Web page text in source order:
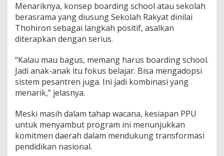
Menariknya, konsep boarding school atau sekolah
berasrama yang diusung Sekolah Rakyat dinilai
Thohiron sebagai langkah positif, asalkan
diterapkan dengan serius.
“Kalau mau bagus, memang harus boarding school.
Jadi anak-anak itu fokus belajar. Bisa mengadopsi
sistem pesantren juga. Ini jadi kombinasi yang
menarik,” jelasnya.
Meski masih dalam tahap wacana, kesiapan PPU
untuk menyambut program ini menunjukkan
komitmen daerah dalam mendukung transformasi
pendidikan nasional.